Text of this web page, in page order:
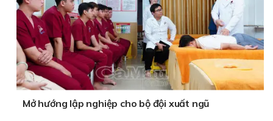
Mở hướng lập nghiệp cho bộ đội xuất ngũ